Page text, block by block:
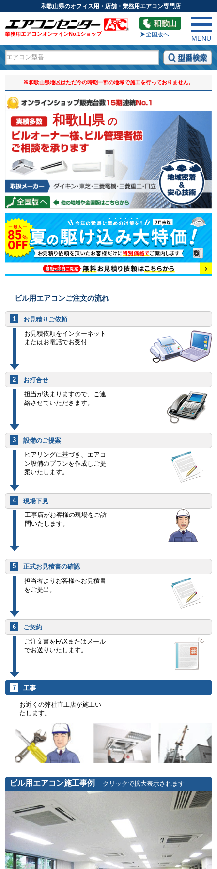
和歌山県のオフィス用・店舗・業務用エアコン専門店
業務用エアコンオンラインNo.1ショップ 全国版へ
MENU
※和歌山県地区はただ今の時期一部の地域で施工を行っておりません。
和歌山県の
ビル用エアコンご注文の流れ
1
お見積りご依頼
お見積依頼をインターネット
またはお電話でお受付
2
お打合せ
担当が決まりますので、ご連
絡させていただきます。
3
設備のご提案
ヒアリングに基づき、エアコ
ン設備のプランを作成しご提
案いたします。
4
現場下見
工事店がお客様の現場をご訪
問いたします。
5
正式お見積書の確認
担当者よりお客様へお見積書
をご提出。
6
ご契約
ご注文書をFAXまたはメール
でお送りいたします。
7 工事
お近くの弊社直工店が施工い
たします。
ビル用エアコン施工事例 クリックで拡大表示されます